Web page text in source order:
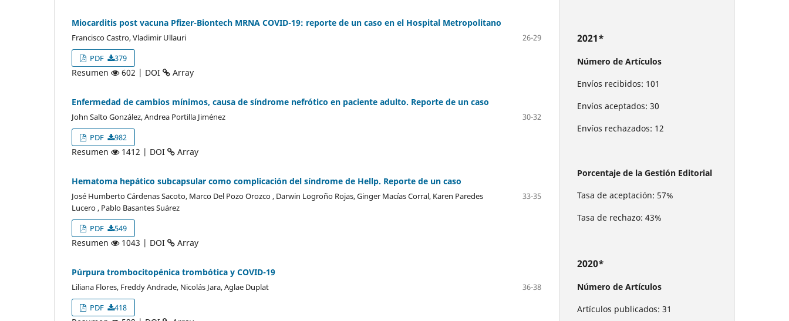
Miocarditis post vacuna Pfizer-Biontech MRNA COVID-19: reporte de un caso en el Hospital Metropolitano
Francisco Castro, Vladimir Ullauri
26-29
PDF
379
Resumen 602 | DOI Array
Enfermedad de cambios mínimos, causa de síndrome nefrótico en paciente adulto. Reporte de un caso
John Salto González, Andrea Portilla Jiménez
30-32
PDF
982
Resumen 1412 | DOI Array
Hematoma hepático subcapsular como complicación del síndrome de Hellp. Reporte de un caso
José Humberto Cárdenas Sacoto, Marco Del Pozo Orozco , Darwin Logroño Rojas, Ginger Macías Corral, Karen Paredes
Lucero , Pablo Basantes Suárez
33-35
PDF 549
Resumen 1043 | DOI Array
Púrpura trombocitopénica trombótica y COVID-19
Liliana Flores, Freddy Andrade, Nicolás Jara, Aglae Duplat
36-38
PDF
418
2021*
Número de Artículos
Envíos recibidos: 101
Envíos aceptados: 30
Envíos rechazados: 12
Porcentaje de la Gestión Editorial
Tasa de aceptación: 57%
Tasa de rechazo: 43%
2020*
Número de Artículos
Artículos publicados: 31